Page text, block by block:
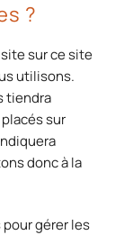
?
sur ce site
utilisons.
tiendra
sur
donc à la
gérer les